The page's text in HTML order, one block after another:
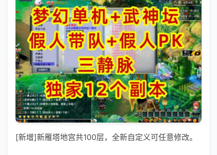
[新增]新雁塔地宫共100层，全新自定义可任意修改。